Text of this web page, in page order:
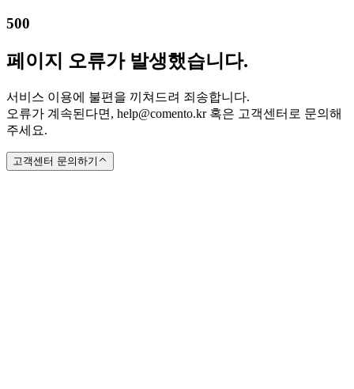
500
페이지 오류가 발생했습니다.
서비스 이용에 불편을 끼쳐드려 죄송합니다.
오류가 계속된다면, help@comento.kr 혹은 고객센터로 문의해
주세요.
고객센터 문의하기